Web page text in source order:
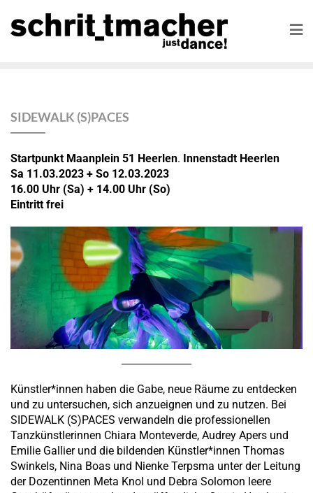
SIDEWALK (S)PACES
Startpunkt Maanplein 51 Heerlen. Innenstadt Heerlen
Sa 11.03.2023 + So 12.03.2023
16.00 Uhr (Sa) + 14.00 Uhr (So)
Eintritt frei
Künstler*innen haben die Gabe, neue Räume zu entdecken
und zu untersuchen, sich anzueignen und zu nutzen. Bei
SIDEWALK (S)PACES verwandeln die professionellen
Tanzkünstlerinnen Chiara Monteverde, Audrey Apers und
Emilie Gallier und die bildenden Künstler*innen Thomas
Swinkels, Nina Boas und Nienke Terpsma unter der Leitung
der Dozentinnen Meta Knol und Debra Solomon leere